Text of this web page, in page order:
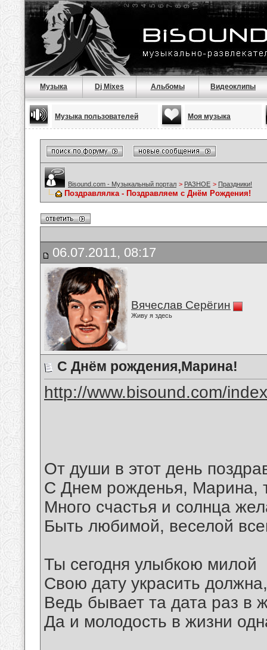
Музыка Dj Mixes Альбомы Видеоклипы
Музыка пользователей Моя музыка
Bisound.com - Музыкальный портал > РАЗНОЕ > Праздники!
Поздравлялка - Поздравляем с Днём Рождения!
06.07.2011, 08:17
Вячеслав Серёгин
Живу я здесь
С Днём рождения,Марина!
http://www.bisound.com/
От души в этот день
С Днем рожденья, Марина,
Много счастья и солнца
Быть любимой, веселой
Ты сегодня улыбкою милой
Свою дату украсить должна,
Ведь бывает та дата раз в
Да и молодость в жизни